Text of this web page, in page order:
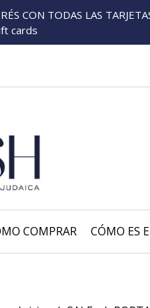
CON TODAS LAS
cards
COMPRAR CÓMO ES